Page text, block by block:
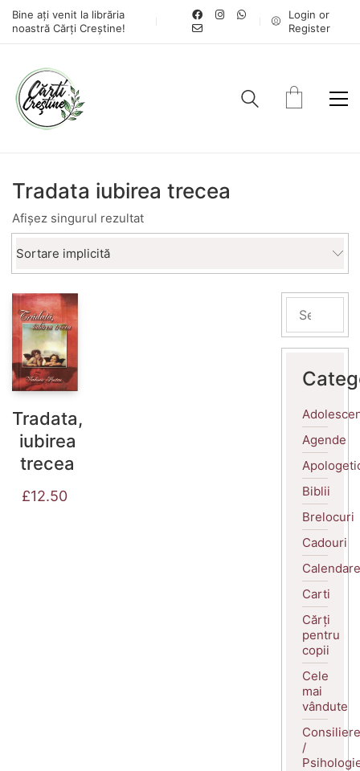
Bine ați venit la librăria
noastră Cărți Creștine!
Login or
Register
Tradata iubirea trecea
Afișez singurul rezultat
Sortare implicită
Tradata,
iubirea
trecea
£12.50
Agende
Biblii
Brelocuri
Cadouri
Calendare
Carti
Cărți
pentru
copii
Cele
mai
vândute
Consiliere
/